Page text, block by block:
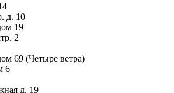
д. 10
19
2
69 (Четыре ветра)
6
д. 19